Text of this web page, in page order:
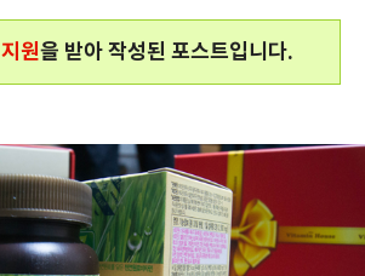
지원을 받아 작성된 포스트입니다.